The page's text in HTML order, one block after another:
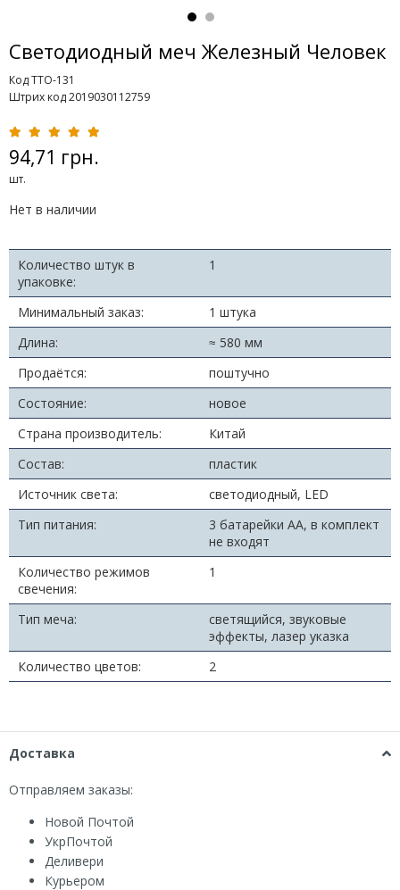
Светодиодный меч Железный Человек
Код TTO-131
Штрих код 2019030112759
94,71 грн.
шт.
Нет в наличии
Количество штук в
упаковке:
1
Минимальный заказ:
1 штука
Длина:
≈ 580 мм
Продаётся:
поштучно
Состояние:
новое
Страна производитель:
Китай
Состав:
пластик
Источник света:
светодиодный, LED
Тип питания:
3 батарейки АА, в комплект
не входят
Количество режимов
свечения:
1
Тип меча:
светящийся, звуковые
эффекты, лазер указка
Количество цветов:
2
Доставка
Отправляем заказы:
Новой Почтой
УкрПочтой
Деливери
Курьером